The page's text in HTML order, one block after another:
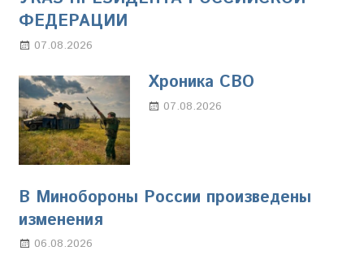
ФЕДЕРАЦИИ
07.08.2026
Хроника СВО
07.08.2026
В Минобороны России произведены
изменения
06.08.2026